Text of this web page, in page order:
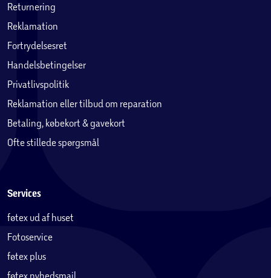
Returnering
Reklamation
Fortrydelsesret
Handelsbetingelser
Privatlivspolitik
Reklamation eller tilbud om reparation
Betaling, købekort & gavekort
Ofte stillede spørgsmål
Services
føtex ud af huset
Fotoservice
føtex plus
føtex nyhedsmail